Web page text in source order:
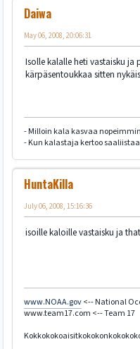
Daiwa
May 06, 2008, 20:06:31
Isolle kalalle heti vastaisku
kärpäsentoukkaa sitten
- Milloin kala kasvaa
- Kun kalastaja kertoo
HuntaKilla
July 06, 2008, 15:16:36
isoille kaloille vastaisku ja
www.NOAA.gov<-- National
www.team17.com <-- Team 17